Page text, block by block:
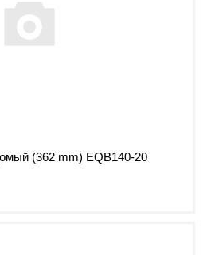
(362 mm) EQB140-20